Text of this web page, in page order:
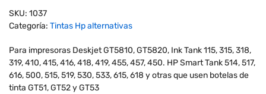
SKU: 1037
Categoría: Tintas Hp alternativas
Para impresoras Deskjet GT5810, GT5820, Ink Tank 115, 315, 318,
319, 410, 415, 416, 418, 419, 455, 457, 450. HP Smart Tank 514, 517,
616, 500, 515, 519, 530, 533, 615, 618 y otras que usen botelas de
tinta GT51, GT52 y GT53